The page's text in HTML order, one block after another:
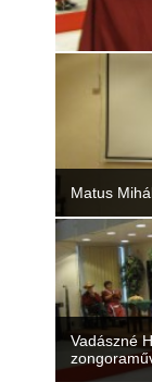
Matus
Vadászné